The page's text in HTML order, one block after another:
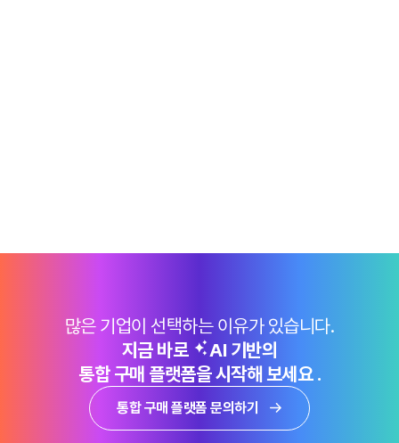
많은 기업이 선택하는 이유가 있습니다.
지금 바로
AI 기반의
통합 구매 플랫폼을 시작해 보세요 .
통합 구매 플랫폼 문의하기